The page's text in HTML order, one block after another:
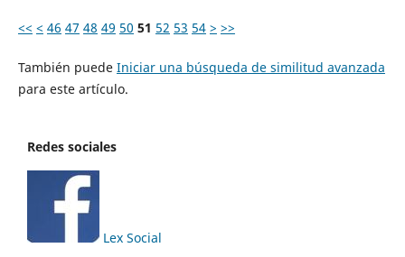
<< < 46 47 48 49 50 51 52 53 54 > >>
También puede Iniciar una búsqueda de similitud avanzada
para este artículo.
Redes sociales
Lex Social